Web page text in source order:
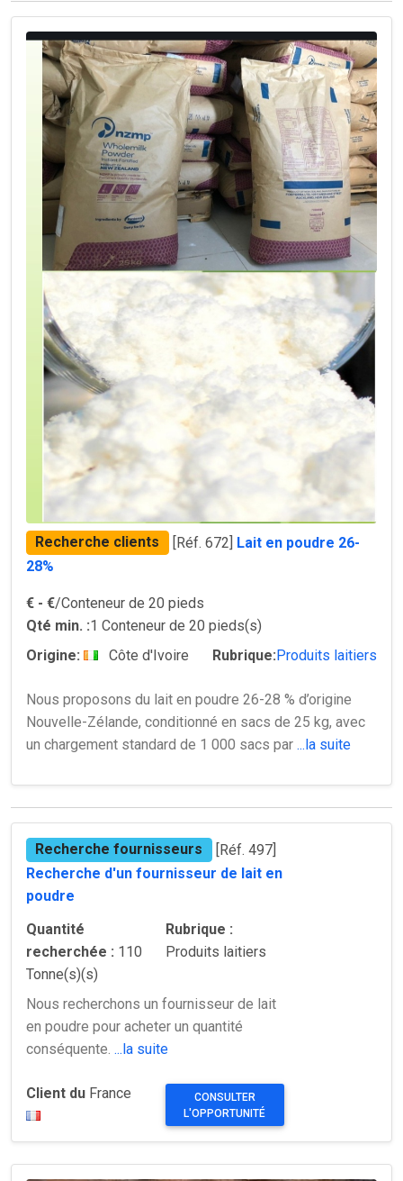
Recherche clients [Réf. 672] Lait en poudre 26-
28%
€ - €/Conteneur de 20 pieds
Qté min. :1 Conteneur de 20 pieds(s)
Origine:
Côte d'Ivoire Rubrique:Produits laitiers
Nous proposons du lait en poudre 26-28 % d’origine
Nouvelle-Zélande, conditionné en sacs de 25 kg, avec
un chargement standard de 1 000 sacs par ...la suite
Recherche fournisseurs
[Réf. 497]
Recherche d'un fournisseur de lait en
poudre
Quantité
recherchée : 110
Tonne(s)(s)
Rubrique :
Produits laitiers
Nous recherchons un fournisseur de lait
en poudre pour acheter un quantité
conséquente. ...la suite
Client du France
CONSULTER
L'OPPORTUNITÉ